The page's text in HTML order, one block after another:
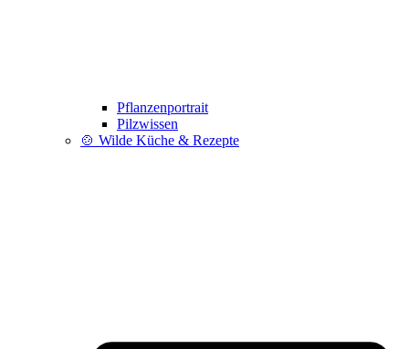
Pflanzenportrait
Pilzwissen
🍲 Wilde Küche & Rezepte